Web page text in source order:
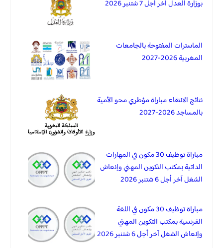
بوزارة العدل آخر أجل 7 شتنبر 2026
الماسترات المفتوحة بالجامعات
المغربية 2026-2027
نتائج الانتقاء مباراة مؤطري محو الأمية
بالمساجد 2026-2027
مباراة توظيف 30 مكون في المهارات
الداتية بمكتب التكوين المهني وإنعاش
الشغل آخر أجل 6 شتنبر 2026
مباراة توظيف 30 مكون في اللغة
الفرنسية بمكتب التكوين المهني
وإنعاش الشغل آخر أجل 6 شتنبر 2026